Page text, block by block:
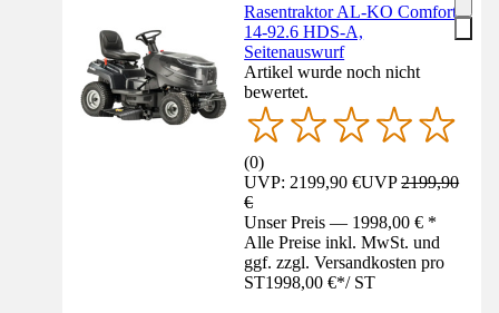
Rasentraktor AL-KO Comfort
14-92.6 HDS-A,
Seitenauswurf
Artikel wurde noch nicht
bewertet.
(0)
UVP: 2199,90 €UVP2199,90
€
Unser Preis — 1998,00 € *
Alle Preise inkl. MwSt. und
ggf. zzgl. Versandkosten pro
ST1998,00 €*/ ST